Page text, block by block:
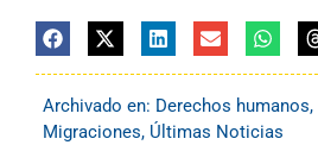
Archivado en: Derechos humanos,
Migraciones, Últimas Noticias